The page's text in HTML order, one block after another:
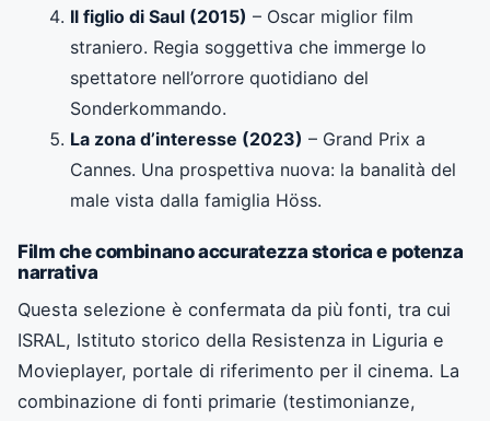
Il figlio di Saul (2015) – Oscar miglior film
straniero. Regia soggettiva che immerge lo
spettatore nell’orrore quotidiano del
Sonderkommando.
La zona d’interesse (2023) – Grand Prix a
Cannes. Una prospettiva nuova: la banalità del
male vista dalla famiglia Höss.
Film che combinano accuratezza storica e potenza
narrativa
Questa selezione è confermata da più fonti, tra cui
ISRAL, Istituto storico della Resistenza in Liguria e
Movieplayer, portale di riferimento per il cinema. La
combinazione di fonti primarie (testimonianze,